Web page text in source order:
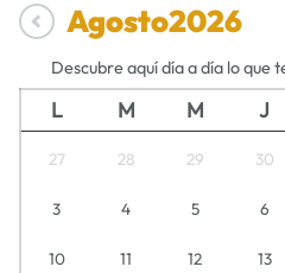
Agosto2026
Descubre aquí día a día lo que
L M M J
27 28 29 30
3 4 5 6
10 11 12 13